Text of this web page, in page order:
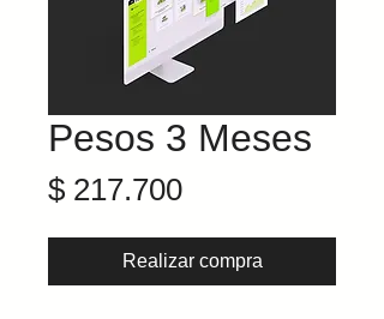
Pesos 3 Meses
$ 217.700Precio
Realizar compra